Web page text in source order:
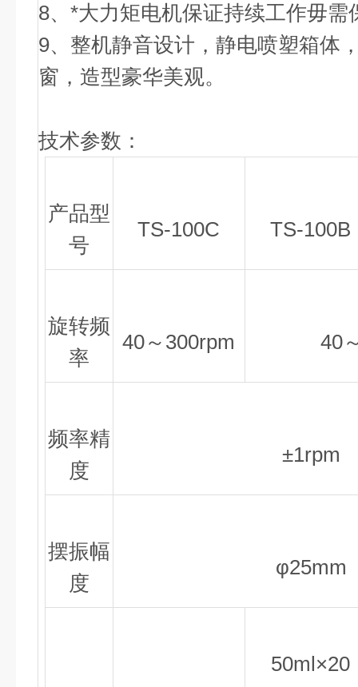
8、*大力矩电机保证持续工作毋需
9、整机静音设计，静电喷塑箱体
窗，造型豪华美观。
技术参数：
产品型
号
TS-100C TS-100B
旋转频
率
40～300rpm 40
频率精
度
±1rpm
摆振幅
度
φ25mm
50ml×20